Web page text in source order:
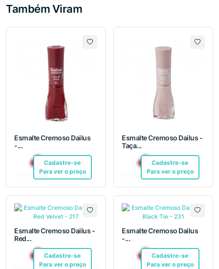
Também Viram
Esmalte Cremoso Dailus
-...
Cadastre-se
Para ver o preço
R$ 12,10Pix
Esmalte Cremoso Dailus -
Taça...
Cadastre-se
Para ver o preço
R$ 12,10Pix
Esmalte Cremoso Dailus -
Red...
Cadastre-se
Para ver o preço
R$ 12,10Pix
Esmalte Cremoso Dailus
-...
Cadastre-se
Para ver o preço
R$ 12,10Pix